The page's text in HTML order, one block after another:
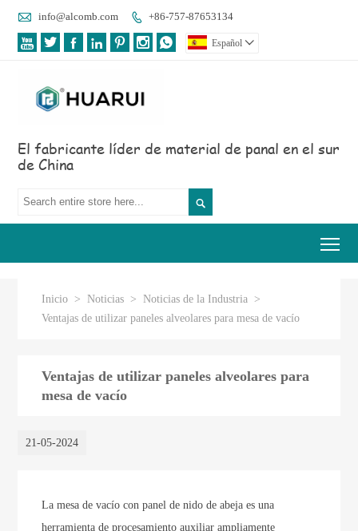
 info@alcomb.com  +86-757-87653134
       Español 
El fabricante líder de material de panal en el sur
de China

Inicio > Noticias > Noticias de la Industria >
Ventajas de utilizar paneles alveolares para mesa de vacío
Ventajas de utilizar paneles alveolares para
mesa de vacío
21-05-2024
La mesa de vacío con panel de nido de abeja es una
herramienta de procesamiento auxiliar ampliamente